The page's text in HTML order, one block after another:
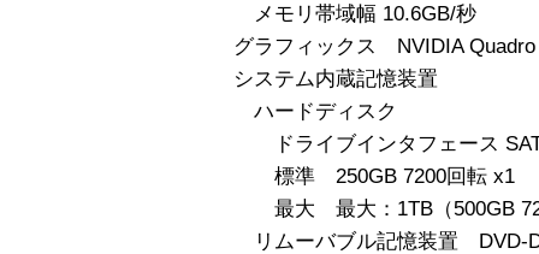
メモリ帯域幅 10.6GB/秒
グラフィックス NVIDIA Quadro
システム内蔵記憶装置
ハードディスク
ドライブインタフェース
標準 250GB 7200回転 x1
最大 最大：1TB（500GB
リムーバブル記憶装置 DVD-